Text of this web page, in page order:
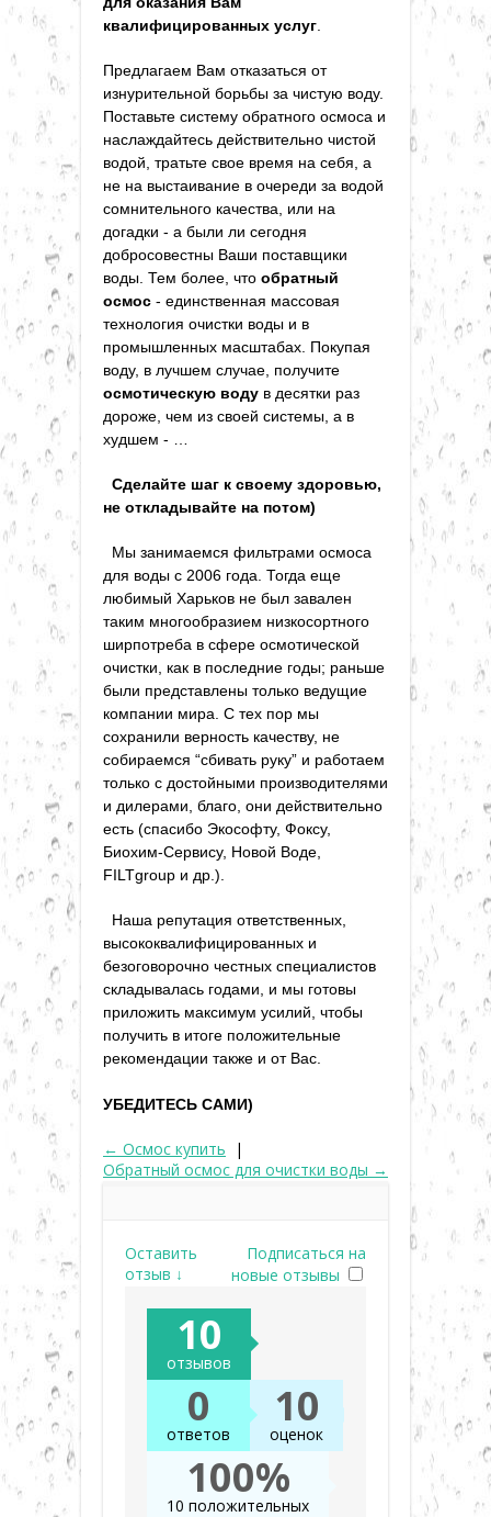
квалифицированных услуг
Предлагаем Вам отказаться от
изнурительной борьбы за чистую воду.
Поставьте систему обратного осмоса и
наслаждайтесь действительно чистой
водой, тратьте свое время на себя, а
не на выстаивание в очереди за водой
сомнительного качества, или на
догадки - а были ли сегодня
добросовестны Ваши поставщики
воды. Тем более, что обратный
осмос - единственная массовая
технология очистки воды и в
промышленных масштабах. Покупая
воду, в лучшем случае, получите
осмотическую воду в десятки раз
дороже, чем из своей системы, а в
худшем - …
Сделайте шаг к своему здоровью,
не откладывайте на потом)
Мы занимаемся фильтрами осмоса
для воды с 2006 года. Тогда еще
любимый Харьков не был завален
таким многообразием низкосортного
ширпотреба в сфере осмотической
очистки, как в последние годы; раньше
были представлены только ведущие
компании мира. С тех пор мы
сохранили верность качеству, не
собираемся “сбивать руку” и работаем
только с достойными производителями
и дилерами, благо, они действительно
есть (спасибо Экософту, Фоксу,
Биохим-Сервису, Новой Воде,
FILTgroup и др.).
Наша репутация ответственных,
высококвалифицированных и
безоговорочно честных специалистов
складывалась годами, и мы готовы
приложить максимум усилий, чтобы
получить в итоге положительные
рекомендации также и от Вас.
УБЕДИТЕСЬ САМИ)
← Осмос купить |
Обратный осмос для очистки воды →
Подписаться на
новые отзывы
Оставить
отзыв ↓
10
отзывов
0
ответов
10
оценок
100%
10 положительных